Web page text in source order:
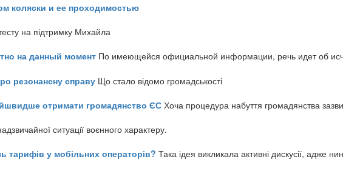
коляски и ее проходимостью
на підтримку Михайла
на данный момент По имеющейся официальной информации, речь идет об
резонансну справу Що стало відомо громадськості
отримати громадянство ЄС Хоча процедура набуття громадянства
ситуації воєнного характеру.
тарифів у мобільних операторів? Така ідея викликала активні дискусії, адже